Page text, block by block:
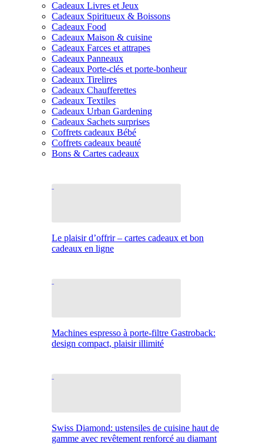
Cadeaux Livres et Jeux
Cadeaux Spiritueux & Boissons
Cadeaux Food
Cadeaux Maison & cuisine
Cadeaux Farces et attrapes
Cadeaux Panneaux
Cadeaux Porte-clés et porte-bonheur
Cadeaux Tirelires
Cadeaux Chaufferettes
Cadeaux Textiles
Cadeaux Urban Gardening
Cadeaux Sachets surprises
Coffrets cadeaux Bébé
Coffrets cadeaux beauté
Bons & Cartes cadeaux
Le plaisir d’offrir – cartes cadeaux et bon
cadeaux en ligne
Machines espresso à porte-filtre Gastroback:
design compact, plaisir illimité
Swiss Diamond: ustensiles de cuisine haut de
gamme avec revêtement renforcé au diamant